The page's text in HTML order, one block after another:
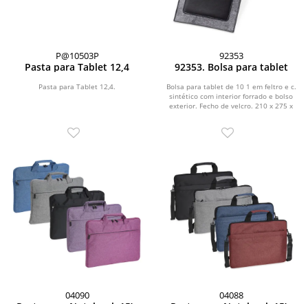
P@10503P
Pasta para Tablet 12,4
Pasta para Tablet 12,4.
92353
92353. Bolsa para tablet
Bolsa para tablet de 10 1 em feltro e c.
sintético com interior forrado e bolso
exterior. Fecho de velcro. 210 x 275 x
04090 04088